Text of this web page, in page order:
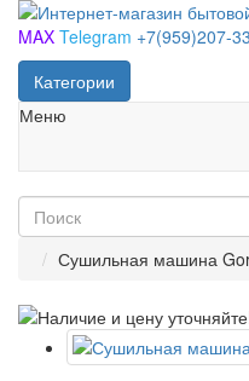
MAX Telegram +7(959)207-
Категории
Меню
Сушильная машина